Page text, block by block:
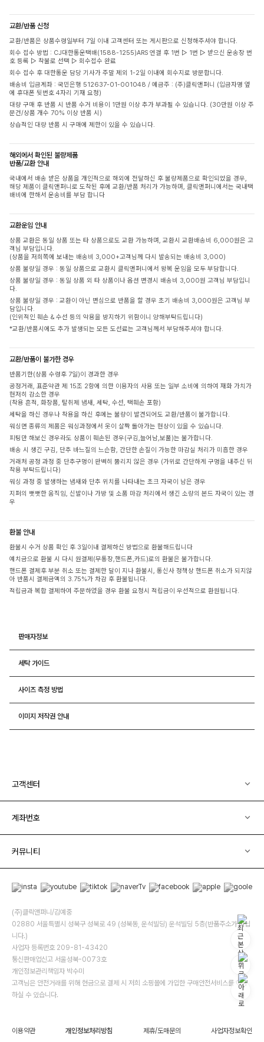
교환/반품 신청
교환/반품은 상품수령일부터 7일 이내 고객센터 또는 게시판으로 신청해주셔야 합니다.
회수 접수 방법 : CJ대한통운택배(1588-1255)ARS 연결 후 1번 ▷ 1번 ▷ 받으신 운송장 번
호 등록 ▷ 착불로 선택 ▷ 회수접수 완료
회수 접수 후 대한통운 담당 기사가 주말 제외 1-2일 이내에 회수지로 방문합니다.
배송비 입금계좌 : 국민은행 512637-01-001048 / 예금주 : (주)클릭앤퍼니 (입금자명 옆
에 휴대폰 뒷번호 4자리 기재 요청)
대량 구매 후 반품 시 반품 수거 비용이 1만원 이상 추가 부과될 수 있습니다. (30만원 이상 주
문건/상품 개수 70% 이상 반품 시)
상습적인 대량 반품 시 구매에 제한이 있을 수 있습니다.
해외에서 확인된 불량제품
반품/교환 안내
국내에서 배송 받은 상품을 개인적으로 해외에 전달하신 후 불량제품으로 확인되었을 경우,
해당 제품이 클릭앤퍼니로 도착된 후에 교환/반품 처리가 가능하며, 클릭앤퍼니에서는 국내택
배비에 한해서 운송비를 부담 합니다
교환운임 안내
상품 교환은 동일 상품 또는 타 상품으로도 교환 가능하며, 교환시 교환배송비 6,000원은 고
객님 부담입니다.
(상품을 저희쪽에 보내는 배송비 3,000+고객님께 다시 발송되는 배송비 3,000)
상품 불량일 경우 : 동일 상품으로 교환시 클릭앤퍼니에서 왕복 운임을 모두 부담합니다.
상품 불량일 경우 : 동일 상품 외 타 상품이나 옵션 변경시 배송비 3,000원 고객님 부담입니
다.
상품 불량일 경우 : 교환이 아닌 변심으로 반품을 할 경우 초기 배송비 3,000원은 고객님 부
담입니다.
(인위적인 훼손 & 수선 등의 악용을 방지하기 위함이니 양해부탁드립니다)
*교환/반품시에도 추가 발생되는 모든 도선료는 고객님께서 부담해주셔야 합니다.
교환/반품이 불가한 경우
반품기한(상품 수령후 7일)이 경과한 경우
공정거래, 표준약관 제 15조 2항에 의한 이용자의 사용 또는 일부 소비에 의하여 재화 가치가
현저히 감소한 경우
(착용 흔적, 화장품, 탈취제 냄새, 세탁, 수선, 택훼손 포함)
세탁을 하신 경우나 착용을 하신 후에는 불량이 발견되어도 교환/반품이 불가합니다.
워싱면 종류의 제품은 워싱과정에서 옷이 살짝 돌아가는 현상이 있을 수 있습니다.
피팅만 해보신 경우라도 상품이 훼손된 경우(구김,늘어남,보풀)는 불가합니다.
배송 시 생긴 구김, 단추 바느질의 느슨함, 간단한 손질이 가능한 마감실 처리가 미흡한 경우
거래처 공정 과정 중 단추구멍이 완벽히 뚫리지 않은 경우 (가위로 간단하게 구멍을 내주신 뒤
착용 부탁드립니다)
워싱 과정 중 발생하는 냄새와 단추 위치를 나타내는 초크 자국이 남은 경우
지퍼의 뻣뻣한 움직임, 신발이나 가방 및 소품 마감 처리에서 생긴 소량의 본드 자국이 있는 경
우
환불 안내
환불시 수거 상품 확인 후 3일이내 결제하신 방법으로 환불해드립니다
예치금으로 환불 시 다시 원결제(무통장,핸드폰,카드)로의 환불은 불가합니다.
핸드폰 결제후 부분 취소 또는 결제한 달이 지나 환불시, 통신사 정책상 핸드폰 취소가 되지않
아 반품시 결제금액의 3.75%가 차감 후 환불됩니다.
적립금과 복합 결제하여 주문하였을 경우 환불 요청시 적립금이 우선적으로 환원됩니다.
판매자정보
세탁 가이드
사이즈 측정 방법
이미지 저작권 안내
고객센터
계좌번호
커뮤니티
(주)클릭앤퍼니/김예중
02880 서울특별시 성북구 성북로 49 (성북동, 운석빌딩) 운석빌딩 5층(반품주소가 아닙
니다.)
사업자 등록번호 209-81-43420
통신판매업신고 서울성북-0073호
개인정보관리책임자 박수미
고객님은 안전거래를 위해 현금으로 결제 시 저희 소핑몰에 가입한 구매안전서비스를 이용
하실 수 있습니다.
이용약관 개인정보처리방침 제휴/도매문의 사업자정보확인